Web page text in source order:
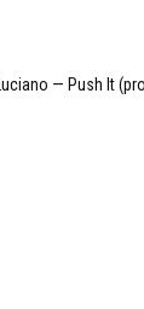
Luciano — Push It